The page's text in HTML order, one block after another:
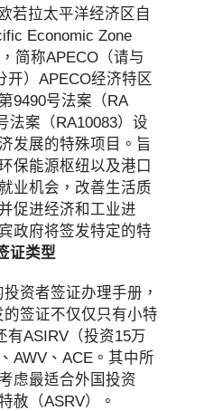
若拉太平洋经济区自
Economic Zone
简称APECO（请与
开）APECO经济特区
9490号法案（RA
法案（RA10083）设
发展的特殊项目。旨
保能源枢纽以及港口
业机会，改善生活质
促进经济和工业进
政府将签发特定的特
证类型
资者签证办理手册，
签证不仅仅只有小特
有ASIRV（投资15万
AWV、ACE。其中所
虑最适合外国投资
赦（ASRV）。